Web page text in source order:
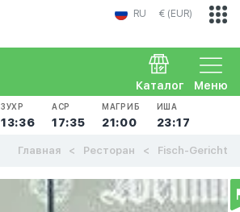
RU € (EUR)
Меню
Каталог
ЗУХР
13:36
АСР
17:35
МАГРИБ
21:00
ИША
23:17
Главная Ресторан Fisch-Gericht